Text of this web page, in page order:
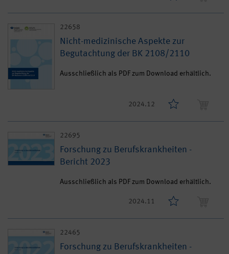
22658
Nicht-medizinische Aspekte zur
Begutachtung der BK 2108/2110
Ausschließlich als PDF zum Download erhältlich.
2024.12
22695
Forschung zu Berufskrankheiten -
Bericht 2023
Ausschließlich als PDF zum Download erhältlich.
2024.11
22465
Forschung zu Berufskrankheiten -